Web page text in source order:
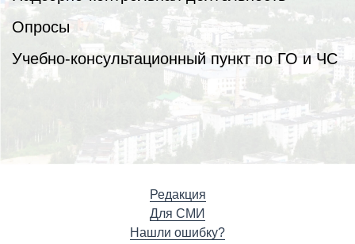
Опросы
Учебно-консультационный пункт по ГО и ЧС
Редакция
Для СМИ
Нашли ошибку?